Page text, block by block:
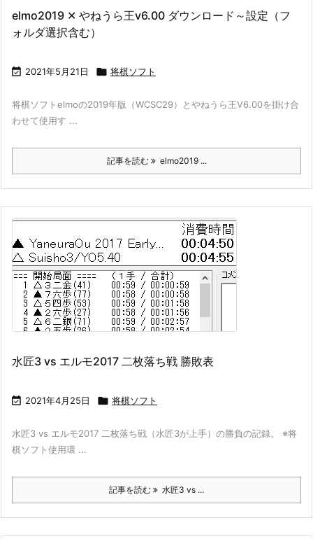
elmo2019 ✕ やねうら王v6.00 ダウンロード～設定（フ
ォルダ選択含む）
 2021年5月21日  将棋ソフト
将棋ソフトelmoの2019年版（WCSC29）とやねうら王V6.00を掛け合
わせて使用す ...
記事を読む elmo2019 ...
水匠3 vs エルモ2017 二枚落ち戦 勝敗表
 2021年4月25日  将棋ソフト
水匠3 vs エルモ2017 二枚落ち戦（水匠3が上手）の勝負の記録。 ※将
棋ソフト使用環 ...
記事を読む 水匠3 vs ...